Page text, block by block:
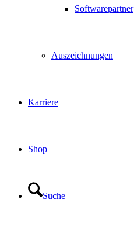
Softwarepartner
Auszeichnungen
Karriere
Shop
Suche